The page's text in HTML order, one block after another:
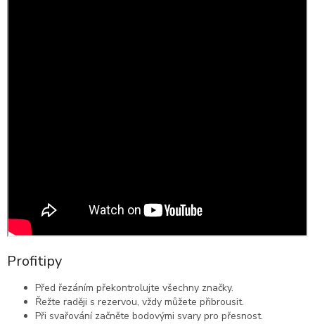
Profitipy
Před řezáním překontrolujte všechny značky.
Řežte raději s rezervou, vždy můžete přibrousit.
Při svařování začněte bodovými svary pro přesnost.